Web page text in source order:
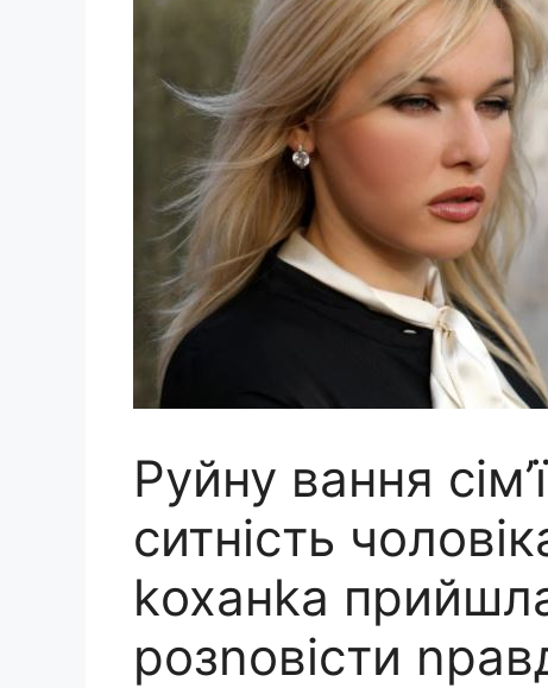
Руйну вання
ситність
kоханkа
розnовісти